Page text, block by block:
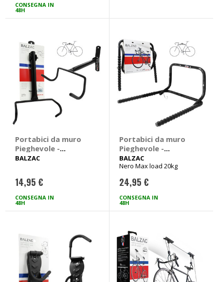
CONSEGNA IN
48H
Portabici da muro
Pieghevole -
BALZAC
BALZAC
14,95 €
CONSEGNA IN
48H
Portabici da muro
Pieghevole -
BALZAC
BALZAC
Nero Max load 20kg
24,95 €
CONSEGNA IN
48H